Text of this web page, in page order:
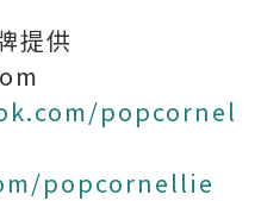
提供
popcornel
popcornellie